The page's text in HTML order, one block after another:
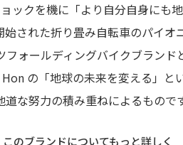
ックを機に「より自分自身にも
された折り畳み自転車のパイオ
ォールディングバイクブランド
の「地球の未来を変える」と
道な努力の積み重ねによるものです
このブランドについてもっと詳しく